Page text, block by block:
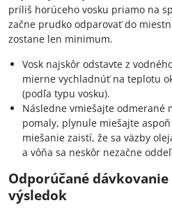
príliš horúceho vosku priamo na
začne prudko odparovať do
zostane len minimum.
Vosk najskôr odstavte z
mierne vychladnúť na teplotu
(podľa typu vosku).
Následne vmiešajte odmerané
pomaly, plynule miešajte
miešanie zaistí, že sa väzby
a vôňa sa neskôr nezačne
Odporúčané
výsledok